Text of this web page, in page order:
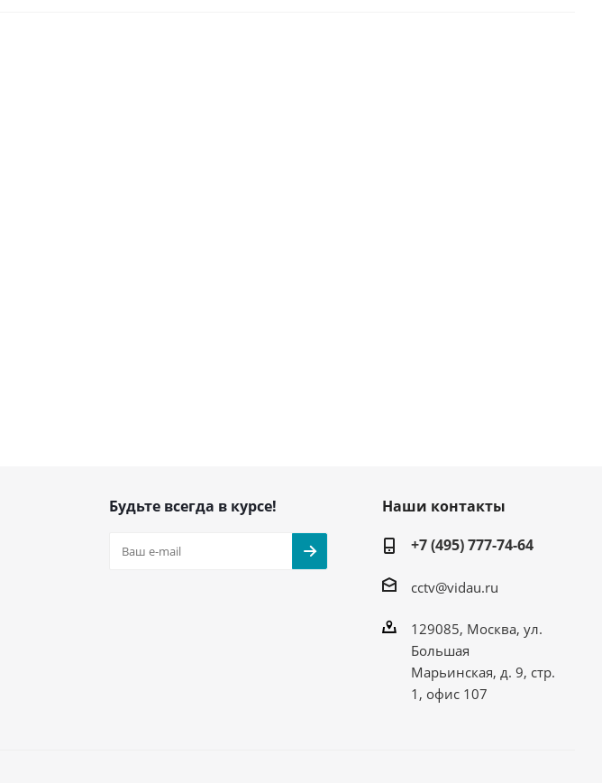
Будьте всегда в курсе!
Наши контакты
+7 (495) 777-74-64
cctv@vidau.ru
129085, Москва, ул.
Большая
Марьинская, д. 9, стр.
1, офис 107